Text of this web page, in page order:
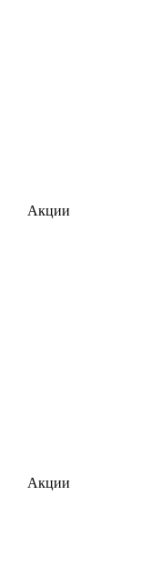
Акции
Акции